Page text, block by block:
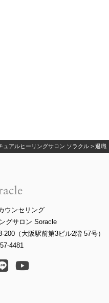
ュアルヒーリングサロン ソラクル > 退職
ウンセリング
グサロン Soracle
（大阪駅前第3ビル2階 57号）
4481